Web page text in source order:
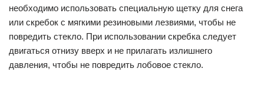
необходимо использовать специальную щетку для снега
или скребок с мягкими резиновыми лезвиями, чтобы не
повредить стекло. При использовании скребка следует
двигаться отнизу вверх и не прилагать излишнего
давления, чтобы не повредить лобовое стекло.